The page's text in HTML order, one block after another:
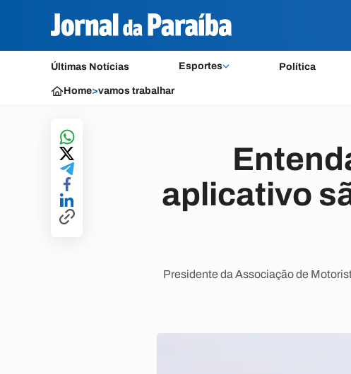
Últimas Notícias Esportes Política
Home>vamos trabalhar
aplicativo
Presidente da Associação de